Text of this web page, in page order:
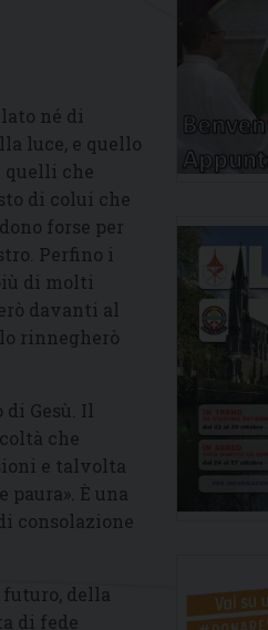
né di
luce, e quello
quelli che
di colui che
forse per
Perfino i
di molti
davanti al
rinnegherò
Gesù. Il
che
e talvolta
paura». È una
consolazione
futuro, della
di fede